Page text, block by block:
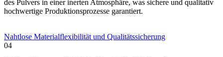
des Pulvers in einer inerten Atmosphäre, was sichere und qualitativ
hochwertige Produktionsprozesse garantiert.
Nahtlose Materialflexibilität und Qualitätssicherung
04